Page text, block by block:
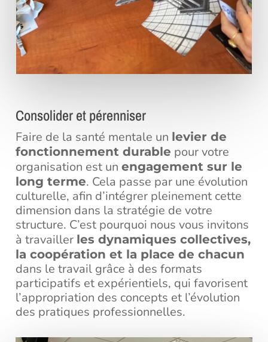
Consolider et pérenniser
Faire de la santé mentale un levier de
fonctionnement durable pour votre
organisation est un engagement sur le
long terme. Cela passe par une évolution
culturelle, afin d’intégrer pleinement cette
dimension dans la stratégie de votre
structure. C’est pourquoi nous vous invitons
à travailler les dynamiques collectives,
la coopération et la place de chacun
dans le travail grâce à des formats
participatifs et expérientiels, qui favorisent
l’appropriation des concepts et l’évolution
des pratiques professionnelles.